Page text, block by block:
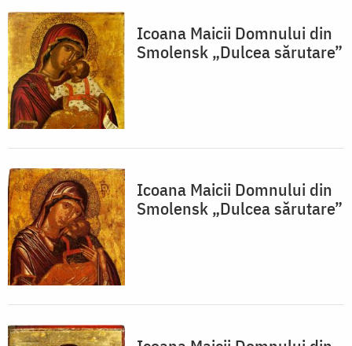
Icoana Maicii Domnului din
Smolensk „Dulcea sărutare”
Icoana Maicii Domnului din
Smolensk „Dulcea sărutare”